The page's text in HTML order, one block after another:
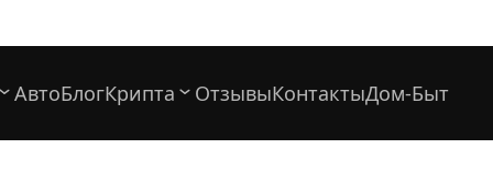
АвтоБлогКрипта ОтзывыКонтактыДом-Быт